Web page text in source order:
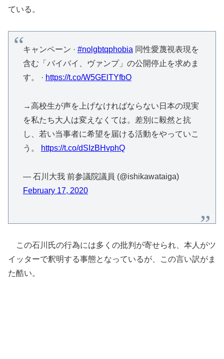
ている。
キャンペーン · #nolgbtqphobia 同性愛蔑視表現を
含む「バイバイ、ヴァンプ」の公開停止を求めま
す。 · https://t.co/W5GElTYfbO
→高校生が声を上げなければならない日本の現実
を私たち大人は変えなくては。差別に毅然と抗
し、若い当事者に希望を届ける活動をやっていこ
う。
https://t.co/dSIzBHvphQ
— 石川大我 前参議院議員 (@ishikawataiga)
February 17, 2020
この石川氏の行為には多くの批判が寄せられ、本人がツ
イッターで釈明する事態となっているが、この言い訳がま
た酷い。